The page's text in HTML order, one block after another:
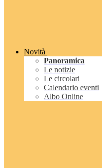
Novità
Panoramica
Le notizie
Le circolari
Calendario eventi
Albo Online